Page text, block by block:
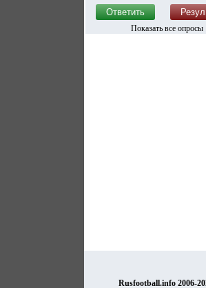
Показать все опросы
Rusfootball.info 2006-